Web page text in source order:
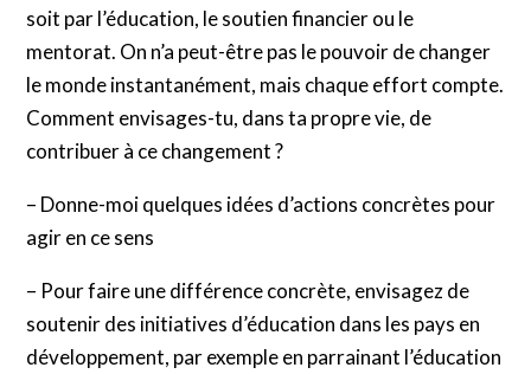
soit par l’éducation, le soutien financier ou le
mentorat. On n’a peut-être pas le pouvoir de changer
le monde instantanément, mais chaque effort compte.
Comment envisages-tu, dans ta propre vie, de
contribuer à ce changement ?
– Donne-moi quelques idées d’actions concrètes pour
agir en ce sens
– Pour faire une différence concrète, envisagez de
soutenir des initiatives d’éducation dans les pays en
développement, par exemple en parrainant l’éducation